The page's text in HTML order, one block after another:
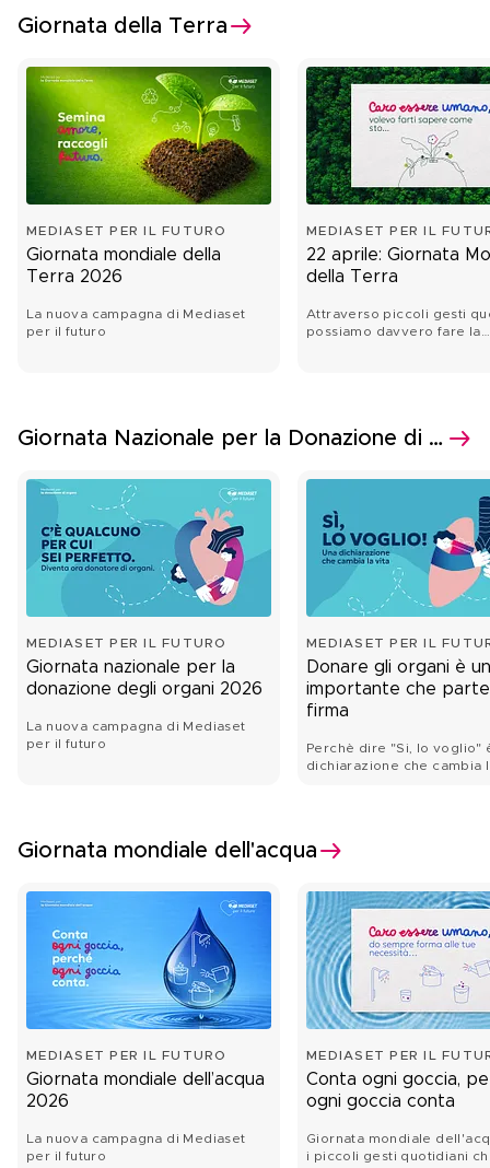
Giornata della Terra
MEDIASET PER IL FUTURO
Giornata mondiale della
Terra 2026
La nuova campagna di Mediaset
per il futuro
MEDIASET PER IL
22 aprile: Giornata
della Terra
Attraverso piccoli gesti
possiamo davvero fare la
Giornata Nazionale per la Donazione di Organi
MEDIASET PER IL FUTURO
Giornata nazionale per la
donazione degli organi 2026
La nuova campagna di Mediaset
per il futuro
MEDIASET PER IL
Donare gli organi è
importante che parte
firma
Perchè dire "Si, lo voglio"
dichiarazione che cambia
Giornata mondiale dell'acqua
MEDIASET PER IL FUTURO
Giornata mondiale dell’acqua
2026
La nuova campagna di Mediaset
per il futuro
MEDIASET PER IL
Conta ogni goccia,
ogni goccia conta
Giornata mondiale
i piccoli gesti quotidiani